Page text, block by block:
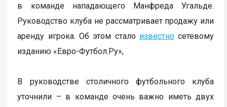
в команде нападающего Манфреда Угальде.
Руководство клуба не рассматривает продажу или
аренду игрока. Об этом стало известносетевому
изданию «Евро-Футбол.Ру»,
В руководстве столичного футбольного клуба
уточнили – в команде очень важно иметь двух